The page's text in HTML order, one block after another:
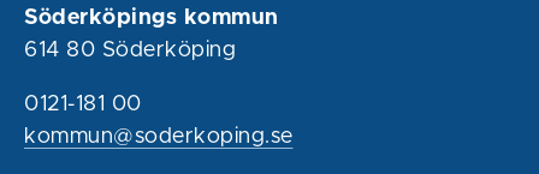
Söderköpings kommun
614 80 Söderköping
0121-181 00
kommun@soderkoping.se